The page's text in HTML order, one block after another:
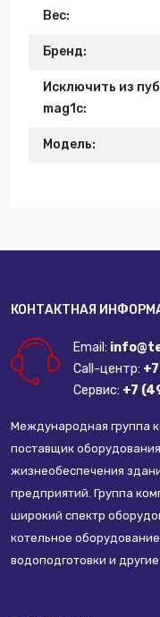
Вес:
Бренд:
Исключить из
mag1c:
Модель:
КОНТАКТНАЯ
Email:
Call-центр:
Сервис: +7
Международная группа
поставщик
жизнеобеспечения
предприятий. Группа
широкий спектр
котельное
водоподготовки и